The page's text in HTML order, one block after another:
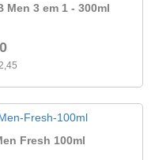
Men 3 em 1 - 300ml
Fresh 100ml